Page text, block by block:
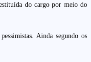
do cargo por meio do
Ainda segundo os